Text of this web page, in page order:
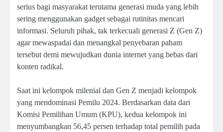
serius bagi masyarakat terutama generasi muda yang lebih
sering menggunakan gadget sebagai rutinitas mencari
informasi. Seluruh pihak, tak terkecuali generasi Z (Gen Z)
agar mewaspadai dan menangkal penyebaran paham
tersebut demi mewujudkan dunia internet yang bebas dari
konten radikal.
Saat ini kelompok milenial dan Gen Z menjadi kelompok
yang mendominasi Pemilu 2024. Berdasarkan data dari
Komisi Pemilihan Umum (KPU), kedua kelompok ini
menyumbangkan 56,45 persen terhadap total pemilih pada